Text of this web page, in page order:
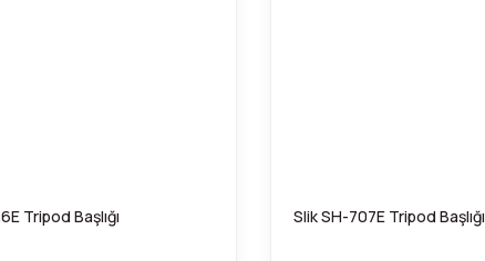
Tripod Başlığı Slik SH-707E Tripod Başlığı